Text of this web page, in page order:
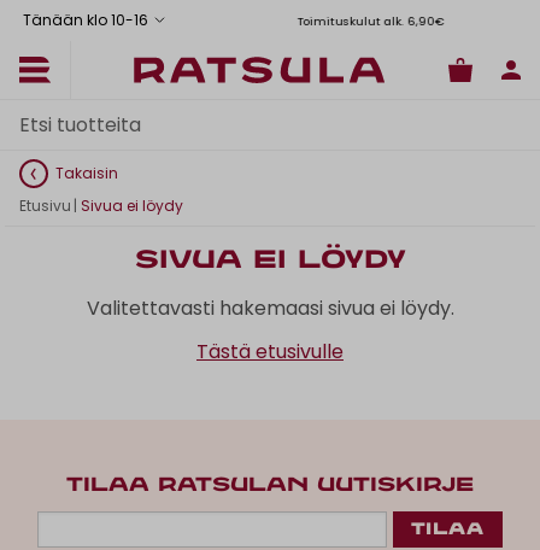
Tänään klo 10-16 Toimituskulut alk. 6,90€
Takaisin
Etusivu | Sivua ei löydy
Sivua ei löydy
Valitettavasti hakemaasi sivua ei löydy.
Tästä etusivulle
TILAA RATSULAN UUTISKIRJE